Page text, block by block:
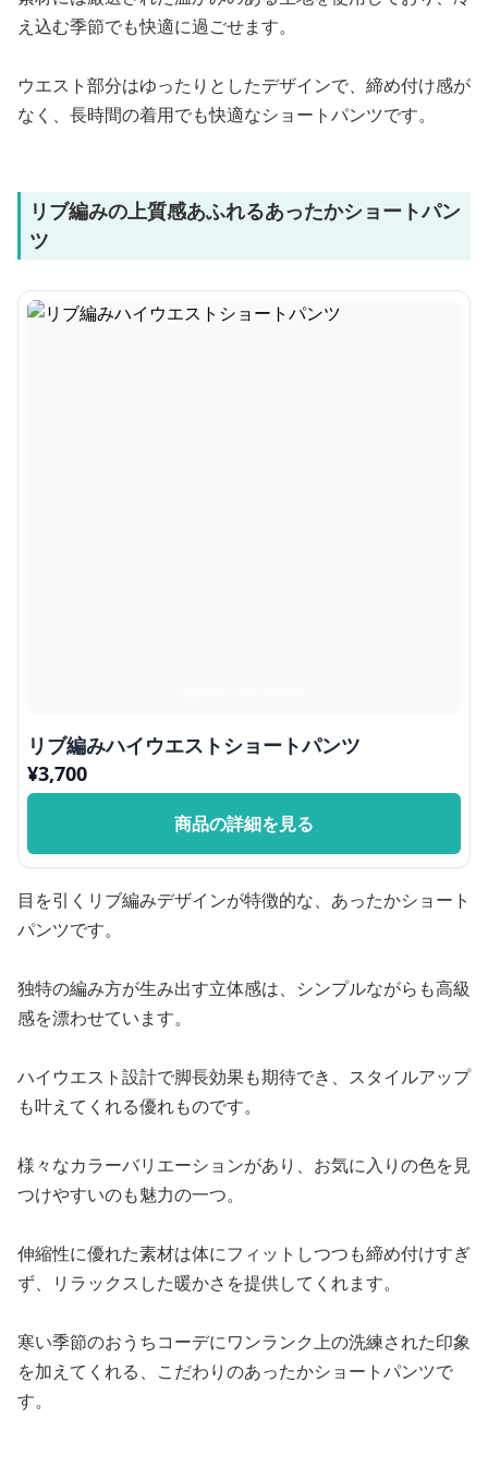
え込む季節でも快適に過ごせます。
ウエスト部分はゆったりとしたデザインで、締め付け感が
なく、長時間の着用でも快適なショートパンツです。
リブ編みの上質感あふれるあったかショートパン
ツ
リブ編みハイウエストショートパンツ
¥3,700
商品の詳細を見る
目を引くリブ編みデザインが特徴的な、あったかショート
パンツです。
独特の編み方が生み出す立体感は、シンプルながらも高級
感を漂わせています。
ハイウエスト設計で脚長効果も期待でき、スタイルアップ
も叶えてくれる優れものです。
様々なカラーバリエーションがあり、お気に入りの色を見
つけやすいのも魅力の一つ。
伸縮性に優れた素材は体にフィットしつつも締め付けすぎ
ず、リラックスした暖かさを提供してくれます。
寒い季節のおうちコーデにワンランク上の洗練された印象
を加えてくれる、こだわりのあったかショートパンツで
す。